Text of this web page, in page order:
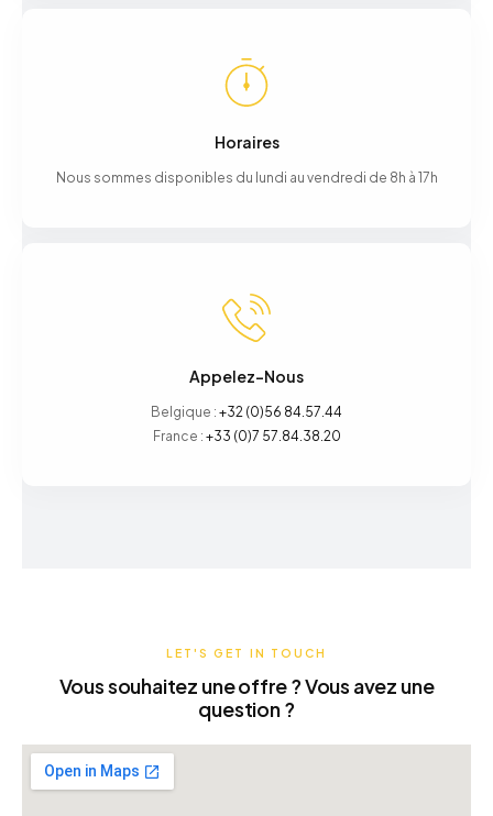
Horaires
Nous sommes disponibles du lundi au vendredi de 8h à 17h
Appelez-Nous
Belgique : +32 (0)56 84.57.44
France : +33 (0)7 57.84.38.20
LET'S GET IN TOUCH
Vous souhaitez une offre ? Vous avez une
question ?